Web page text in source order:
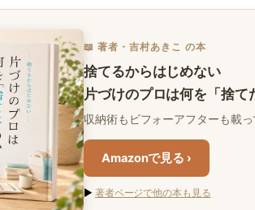
📖 著者・吉村あきこ の本
捨てるからはじめない
片づけのプロは何を「捨て
収納術もビフォーアフターも載
Amazonで見る ›
▶ 著者ページで他の本も見る